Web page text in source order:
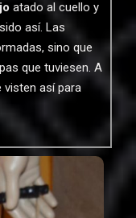
atado al cuello y
así. Las
sino que
que tuviesen. A
visten así para